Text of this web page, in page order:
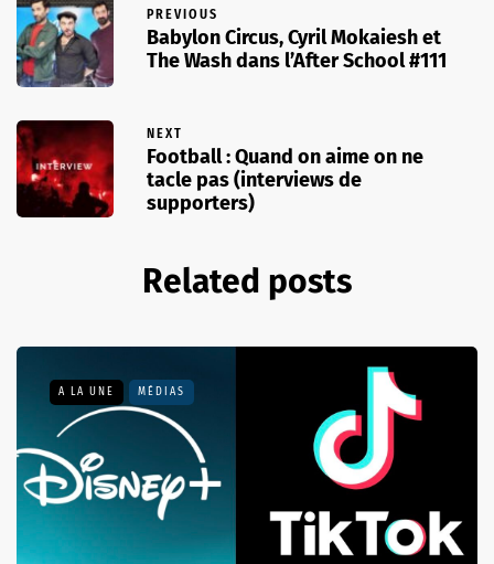
PREVIOUS
Babylon Circus, Cyril Mokaiesh et
The Wash dans l’After School #111
NEXT
Football : Quand on aime on ne
tacle pas (interviews de
supporters)
Related posts
A LA UNE MÉDIAS